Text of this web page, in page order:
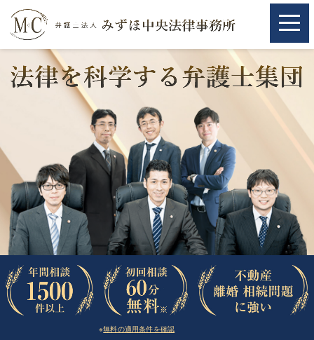
ホーム
相続・遺言
離婚（夫婦間トラブル）
企業法務
労働問題（解雇，残業等）
刑事弁護
交通事故
※無料の適用条件を確認
ホーム
相続・遺言
離婚（夫婦間トラブル）
企業法務
労働問題（解雇，残業等）
刑事弁護
交通事故